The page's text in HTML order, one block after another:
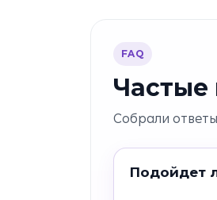
FAQ
Частые
Собрали
Подойдет